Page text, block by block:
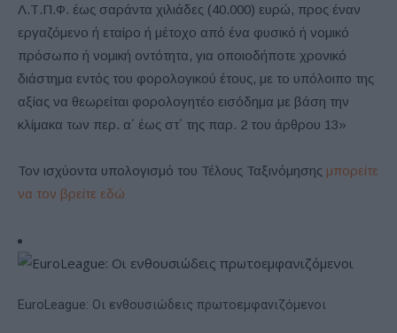
Λ.Τ.Π.Φ. έως σαράντα χιλιάδες (40.000) ευρώ, προς έναν
εργαζόμενο ή εταίρο ή μέτοχο από ένα φυσικό ή νομικό
πρόσωπο ή νομική οντότητα, για οποιοδήποτε χρονικό
διάστημα εντός του φορολογικού έτους, με το υπόλοιπο της
αξίας να θεωρείται φορολογητέο εισόδημα με βάση την
κλίμακα των περ. α΄ έως στ΄ της παρ. 2 του άρθρου 13»
Τον ισχύοντα υπολογισμό του Τέλους Ταξινόμησης μπορείτε
να τον βρείτε εδώ
EuroLeague: Οι ενθουσιώδεις πρωτοεμφανιζόμενοι